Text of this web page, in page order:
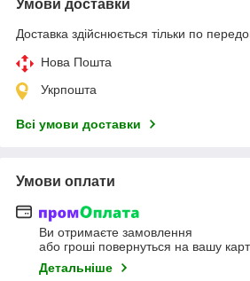
Умови доставки
Доставка здійснюється тільки по
Нова Пошта
Укрпошта
Всі умови доставки
Умови оплати
Ви отримаєте замовлення
або гроші повернуться на вашу
Детальніше